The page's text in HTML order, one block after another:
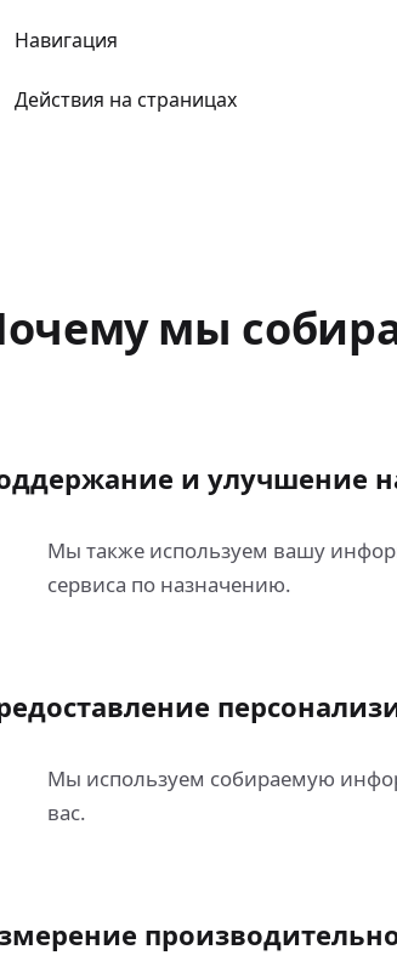
Навигация
Действия на страницах
мы
и улучшение
Мы также используем вашу
сервиса по назначению.
Мы используем собираемую
вас.